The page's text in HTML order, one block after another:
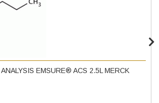
EMSURE® ACS 2.5L MERCK
Máy ly tâm tốc độ thấp để bàn YKL02A
Nồi hấp chân không BKQ-B50V BIOBASE
(50 Lít) – Giải pháp tiệt trùng hiệu quả